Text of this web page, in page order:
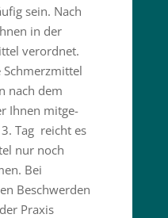
sein. Nach
in der
verordnet.
Schmerz­mittel
nach dem
Ihnen mitge­
Tag reicht es
nur noch
Bei
Beschwerden
Praxis